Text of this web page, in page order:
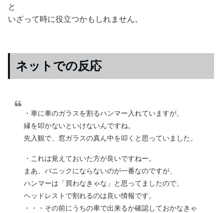
と
いざって時に役立つかもしれません。
ネットでの反応
・車に車のガラスを割るハンマー入れていますが、
縁を叩かないといけないんですね。
先入観で、窓ガラスの真ん中を叩くと思っていました。
・これは覚えておいた方が良いですねー。
まあ、パニックにならないのが一番なのですが、
ハンマーは「買わなきゃな」と思ってましたので、
ヘッドレストで割れるのは良い情報です。
・・・その前にうちの車で出来るか確認しておかなきゃ